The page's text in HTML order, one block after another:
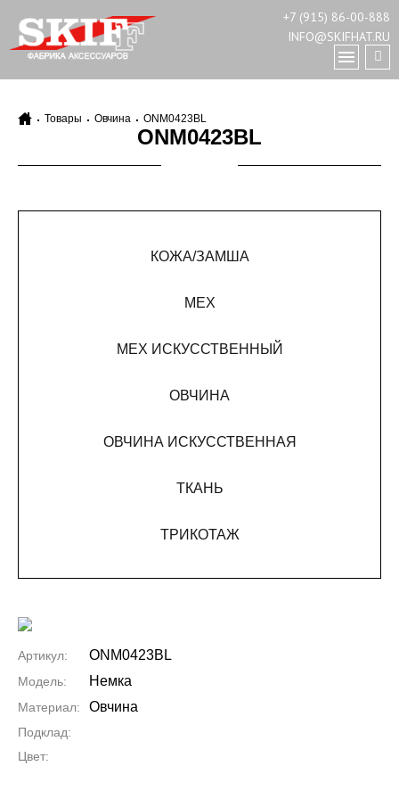
+7 (915) 86-00-888
INFO@SKIFHAT.RU
Товары Овчина ONM0423BL
ONM0423BL
Артикул: ONM0423BL
Модель: Немка
Материал: Овчина
Подклад:
Цвет:
КОЖА/ЗАМША
МЕХ
МЕХ ИСКУССТВЕННЫЙ
ОВЧИНА
ОВЧИНА ИСКУССТВЕННАЯ
ТКАНЬ
ТРИКОТАЖ